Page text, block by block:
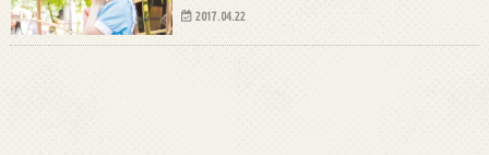
2017.04.22